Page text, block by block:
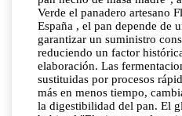
Verde el panadero artesano
España , el pan depende de
garantizar un suministro
reduciendo un factor
elaboración. Las
sustituidas por procesos
más en menos tiempo,
la digestibilidad del pan. El